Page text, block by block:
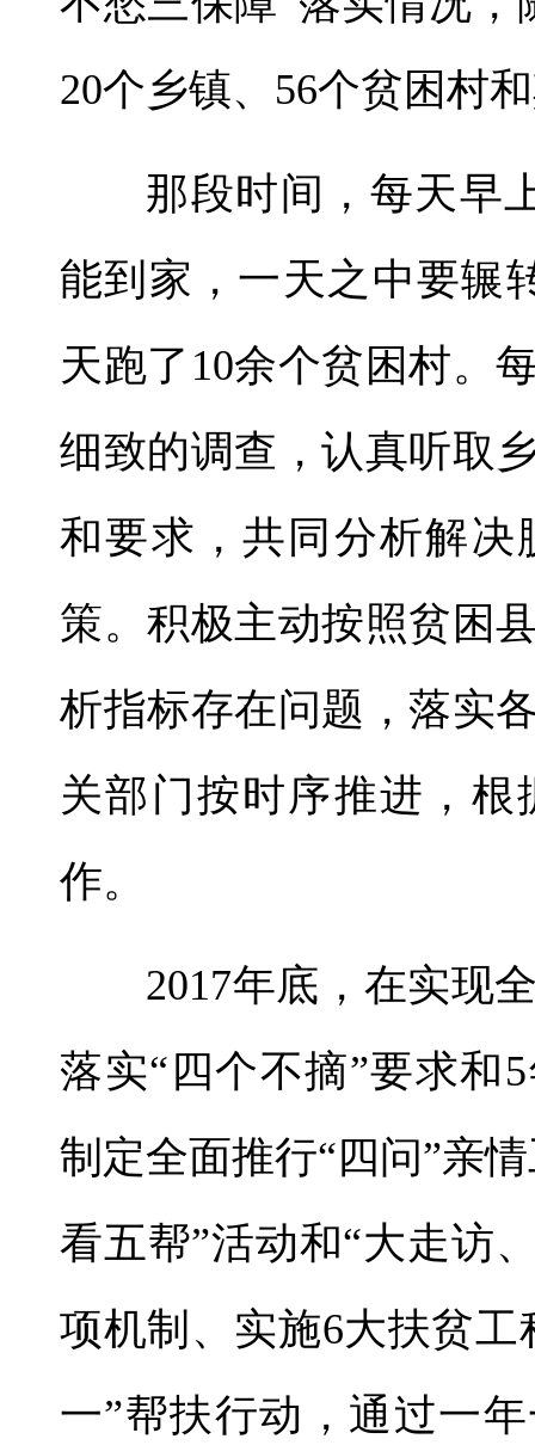
20个乡镇、56个贫困村
那段时间，每天早
能到家，一天之中要辗
天跑了10余个贫困村。
细致的调查，认真听取
和要求，共同分析解
策。积极主动按照贫困
析指标存在问题，落实
关部门按时序推进，
作。
2017年底，在实现
落实“四个不摘”要求和
制定全面推行“四问”亲
看五帮”活动和“大走访
项机制、实施6大扶贫
一”帮扶行动，通过一